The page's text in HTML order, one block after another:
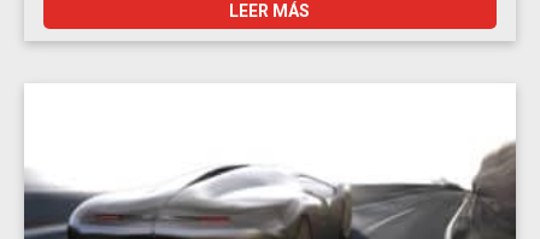
LEER MÁS